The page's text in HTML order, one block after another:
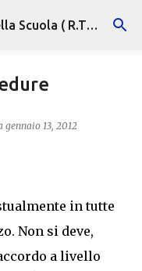
Regolarità e Trasparenza nella Scuola ( R.T.S. )
gennaio 13, 2012
in tutte
Non si deve,
a livello